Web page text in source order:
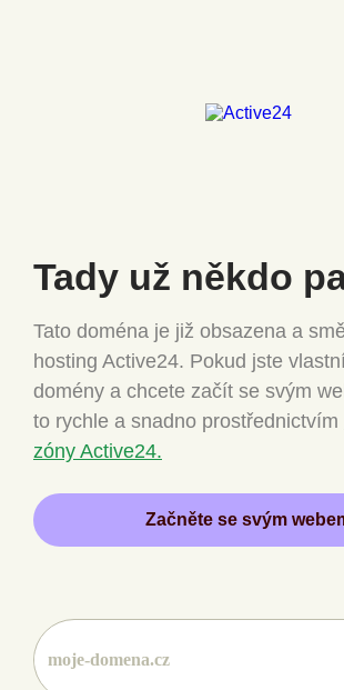
Tady už někdo
Tato doména je již obsazena a
hosting Active24. Pokud jste
domény a chcete začít se svým
to rychle a snadno prostřednictvím
zóny Active24.
Začněte se svým